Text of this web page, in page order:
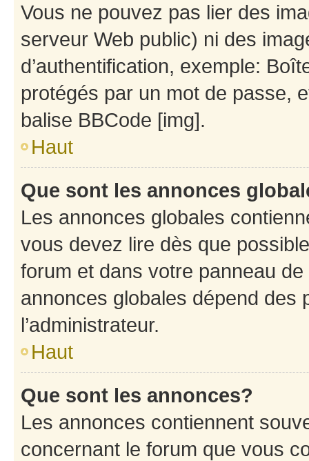
Vous ne pouvez pas lier des
serveur Web public) ni des
d’authentification, exemple:
protégés par un mot de passe,
balise BBCode [img].
Haut
Que sont les annonces
Les annonces globales
vous devez lire dès que
forum et dans votre panneau
annonces globales dépend des
l’administrateur.
Haut
Que sont les annonces?
Les annonces contiennent
concernant le forum que vous